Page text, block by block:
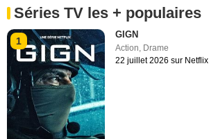
Séries TV les + populaires
1
GIGN
Action, Drame
22 juillet 2026 sur Netflix